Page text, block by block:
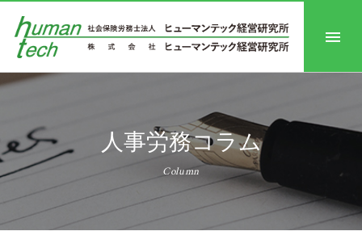
人事労務コラム
Column